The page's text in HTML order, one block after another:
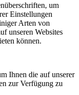
um
Einstellungen
Arten von
unseren Websites
können.
Ihnen die auf unserer
zur Verfügung zu